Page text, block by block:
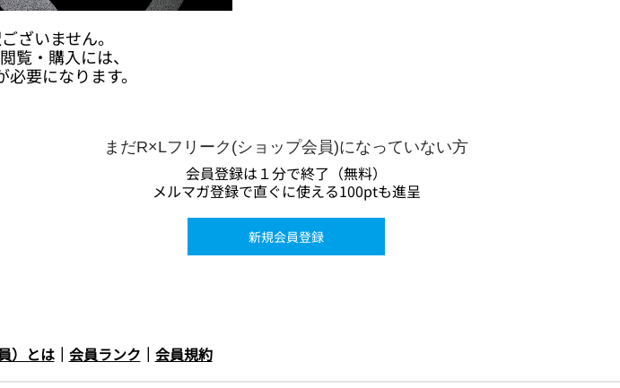
ざいません。
覧・購入には、
要になります。
まだR×Lフリーク(ショップ会員)になっていない方
会員登録は１分で終了（無料）
メルマガ登録で直ぐに使える100ptも進呈
新規会員登録
）とは｜ 会員ランク ｜ 会員規約